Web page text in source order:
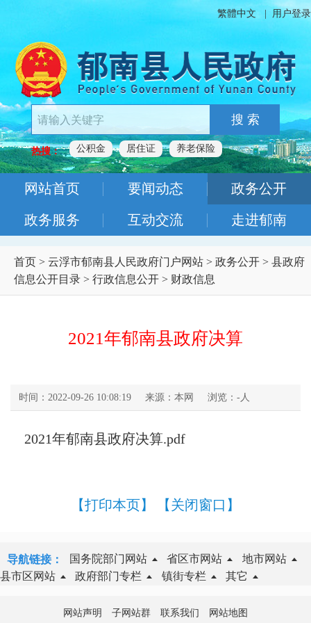
繁體中文 用户登录
搜 索
热搜： 公积金 居住证 养老保险
网站首页 要闻动态 政务公开
政务服务 互动交流 走进郁南
首页 > 云浮市郁南县人民政府门户网站 > 政务公开 > 县政府
信息公开目录 > 行政信息公开 > 财政信息
2021年郁南县政府决算
时间：2022-09-26 10:08:19 来源：本网 浏览： - 人
2021年郁南县政府决算.pdf
【打印本页】 【关闭窗口】
导航链接： 国务院部门网站 省区市网站
地市网站
县市区网站
政府部门专栏 镇街专栏 其它
网站声明 子网站群 联系我们 网站地图